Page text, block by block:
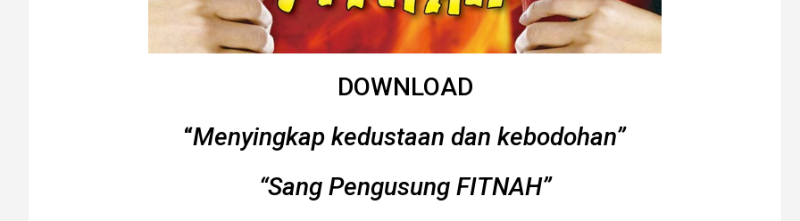
DOWNLOAD
“Menyingkap kedustaan dan kebodohan”
“Sang Pengusung FITNAH”